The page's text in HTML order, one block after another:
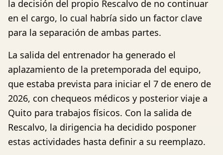
la decisión del propio Rescalvo de no continuar
en el cargo, lo cual habría sido un factor clave
para la separación de ambas partes.
La salida del entrenador ha generado el
aplazamiento de la pretemporada del equipo,
que estaba prevista para iniciar el 7 de enero de
2026, con chequeos médicos y posterior viaje a
Quito para trabajos físicos. Con la salida de
Rescalvo, la dirigencia ha decidido posponer
estas actividades hasta definir a su reemplazo.